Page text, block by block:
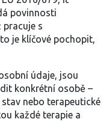
povinnosti
s
je klíčové pochopit,
údaje, jsou
konkrétní osobě –
nebo terapeutické
každé terapie a